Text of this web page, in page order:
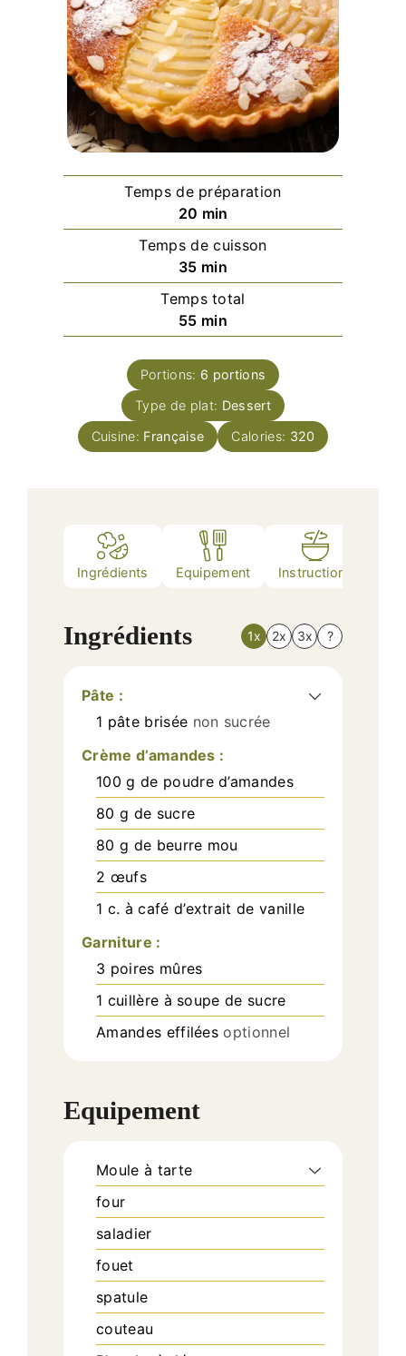
Temps de préparation
20 minutes
min
Temps de cuisson
35minutes
min
Temps total
55minutes
min
Portions: 6 portions
Type de plat: Dessert
Cuisine: Française Calories: 320
Ingrédients Equipement Instructions
Ingrédients 1x 2x 3x ?
Pâte :
1 pâte brisée non sucrée
Crème d’amandes :
100 g de poudre d’amandes
80 g de sucre
80 g de beurre mou
2 œufs
1 c. à café d’extrait de vanille
Garniture :
3 poires mûres
1 cuillère à soupe de sucre
Amandes effilées optionnel
Equipement
Moule à tarte
four
saladier
fouet
spatule
couteau